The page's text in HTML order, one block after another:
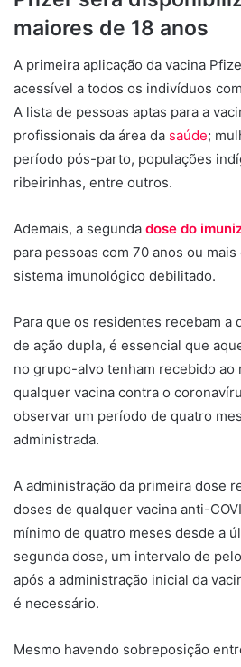
maiores de 18 anos
A primeira aplicação da vacina
acessível a todos os indivíduos
A lista de pessoas aptas para a
profissionais da área da saúde;
período pós-parto, populações
ribeirinhas, entre outros.
Ademais, a segunda dose do
para pessoas com 70 anos ou
sistema imunológico debilitado.
Para que os residentes recebam a
de ação dupla, é essencial que
no grupo-alvo tenham recebido ao
qualquer vacina contra o
observar um período de quatro
administrada.
A administração da primeira dose
doses de qualquer vacina anti-
mínimo de quatro meses desde a
segunda dose, um intervalo de
após a administração inicial da
é necessário.
Mesmo havendo sobreposição